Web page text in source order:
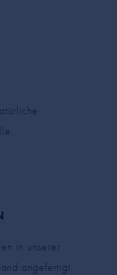
in unserer
angefertigt.